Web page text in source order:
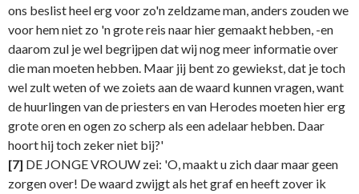
ons beslist heel erg voor zo'n zeldzame man, anders zouden we
voor hem niet zo 'n grote reis naar hier gemaakt hebben, -en
daarom zul je wel begrijpen dat wij nog meer informatie over
die man moeten hebben. Maar jij bent zo gewiekst, dat je toch
wel zult weten of we zoiets aan de waard kunnen vragen, want
de huurlingen van de priesters en van Herodes moeten hier erg
grote oren en ogen zo scherp als een adelaar hebben. Daar
hoort hij toch zeker niet bij?'
[7] DE JONGE VROUW zei: 'O, maakt u zich daar maar geen
zorgen over! De waard zwijgt als het graf en heeft zover ik